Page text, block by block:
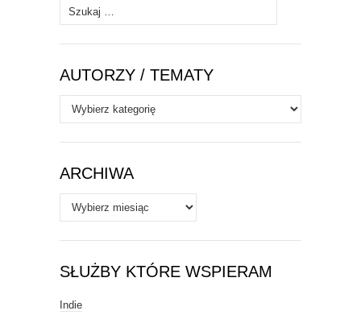
Szukaj:
AUTORZY / TEMATY
Autorzy
/
Tematy
ARCHIWA
Archiwa
SŁUŻBY KTÓRE WSPIERAM
Indie